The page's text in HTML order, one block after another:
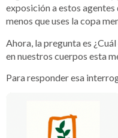
exposición a estos agentes
menos que uses la copa
Ahora, la pregunta es
en nuestros cuerpos esta
Para responder esa